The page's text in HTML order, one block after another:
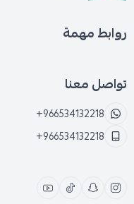
روابط مهمة
تواصل معنا
+966534132218
+966534132218